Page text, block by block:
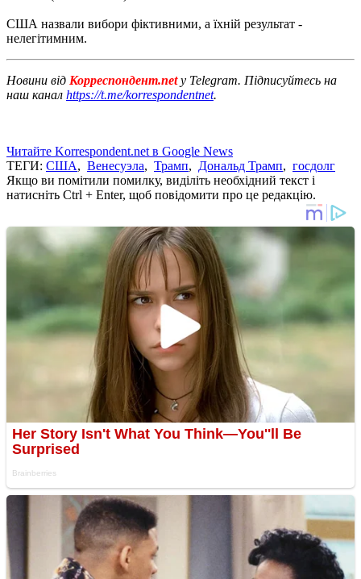
США назвали вибори фіктивними, а їхній результат -
нелегітимним.
Новини від Корреспондент.netу Telegram. Підписуйтесь на
наш канал https://t.me/korrespondentnet.
Читайте Korrespondent.net в Google News
ТЕГИ: США, Венесуэла, Трамп, Дональд Трамп, госдолг
Якщо ви помітили помилку, виділіть необхідний текст і
натисніть Ctrl + Enter, щоб повідомити про це редакцію.